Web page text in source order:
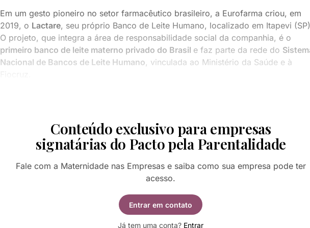
Em um gesto pioneiro no setor farmacêutico brasileiro, a Eurofarma criou, em
2019, o Lactare, seu próprio Banco de Leite Humano, localizado em Itapevi
O projeto, que integra a área de responsabilidade social da companhia, é o
primeiro banco de leite materno privado do Brasil e faz parte da rede do
Nacional de Bancos de Leite Humano, vinculada ao Ministério da Saúde e à
Conteúdo exclusivo para empresas
signatárias do Pacto pela Parentalidade
Fale com a Maternidade nas Empresas e saiba como sua empresa pode ter
acesso.
Entrar em contato
Já tem uma conta? Entrar